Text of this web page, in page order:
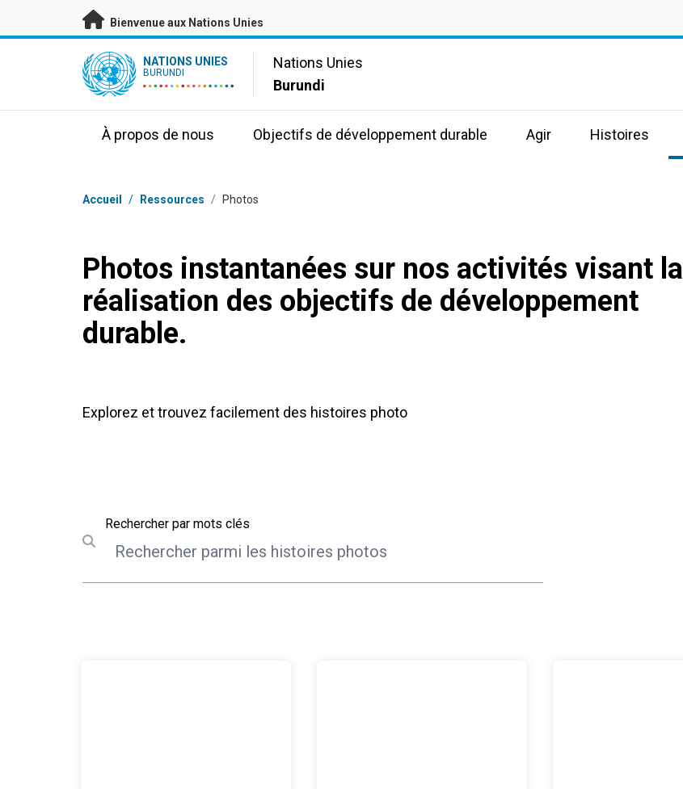
Passer au contenu principal
Bienvenue aux Nations Unies
UN Logo NATIONS UNIES
BURUNDI
Nations Unies
Burundi
À propos de nous Objectifs de développement durable Agir Histoires
Fil d'Ariane
Accueil / Ressources / Photos
Photos instantanées sur nos activités visant la
réalisation des objectifs de développement
durable.
Explorez et trouvez facilement des histoires photo
Submit search
Rechercher par mots clés